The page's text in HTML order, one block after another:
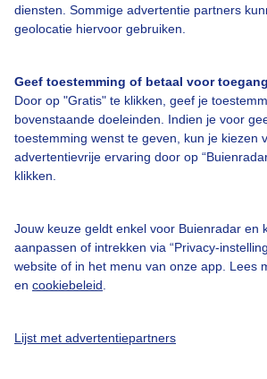
diensten. Sommige advertentie partners
geolocatie hiervoor gebruiken.
Geef toestemming of betaal voor toegang
Door op "Gratis" te klikken, geef je
bovenstaande doeleinden. Indien je voor
toestemming wenst te geven, kun je kiezen
advertentievrije ervaring door op
klikken.
Jouw keuze geldt enkel voor Buienradar en
aanpassen of intrekken via “Privacy-
website of in het menu van onze app. Lees
en cookiebeleid
Lijst met advertentiepartners
Bedrijfsgegevens
Veelgestelde vragen
Toegankelijkheid
Adverteren
Cookie beleid
Privacy instellingen